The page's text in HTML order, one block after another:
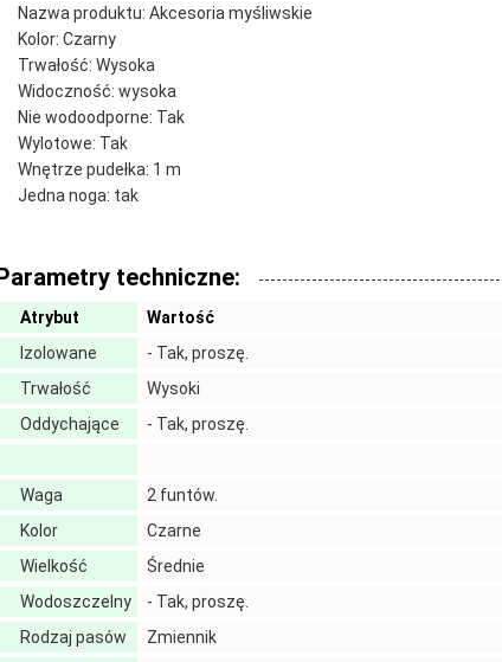
Nazwa produktu: Akcesoria myśliwskie
Kolor: Czarny
Trwałość: Wysoka
Widoczność: wysoka
Nie wodoodporne: Tak
Wylotowe: Tak
Wnętrze pudełka: 1 m
Jedna noga: tak
techniczne:
Atrybut
Wartość
Izolowane
- Tak, proszę.
Trwałość
Wysoki
Oddychające
- Tak, proszę.
Waga
2 funtów.
Kolor
Czarne
Wielkość
Średnie
Wodoszczelny
- Tak, proszę.
Rodzaj pasów
Zmiennik